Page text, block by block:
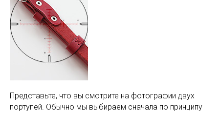
Представьте, что вы смотрите на фотографии двух
портупей. Обычно мы выбираем сначала по принципу